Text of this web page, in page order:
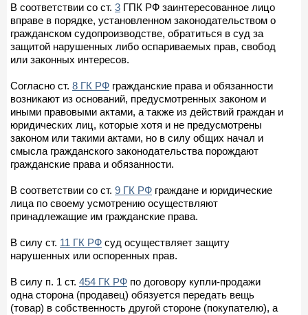
В соответствии со ст. 3 ГПК РФ заинтересованное лицо
вправе в порядке, установленном законодательством о
гражданском судопроизводстве, обратиться в суд за
защитой нарушенных либо оспариваемых прав, свобод
или законных интересов.
Согласно ст. 8 ГК РФ гражданские права и обязанности
возникают из оснований, предусмотренных законом и
иными правовыми актами, а также из действий граждан и
юридических лиц, которые хотя и не предусмотрены
законом или такими актами, но в силу общих начал и
смысла гражданского законодательства порождают
гражданские права и обязанности.
В соответствии со ст. 9 ГК РФ граждане и юридические
лица по своему усмотрению осуществляют
принадлежащие им гражданские права.
В силу ст. 11 ГК РФ суд осуществляет защиту
нарушенных или оспоренных прав.
В силу п. 1 ст. 454 ГК РФ по договору купли-продажи
одна сторона (продавец) обязуется передать вещь
(товар) в собственность другой стороне (покупателю), а